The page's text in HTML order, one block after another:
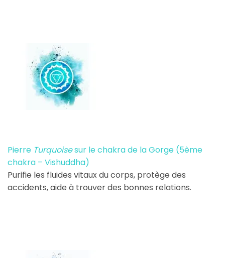
Pierre Turquoisesur le chakra de la Gorge (5ème
chakra – Vishuddha)
Purifie les fluides vitaux du corps, protège des
accidents, aide à trouver des bonnes relations.